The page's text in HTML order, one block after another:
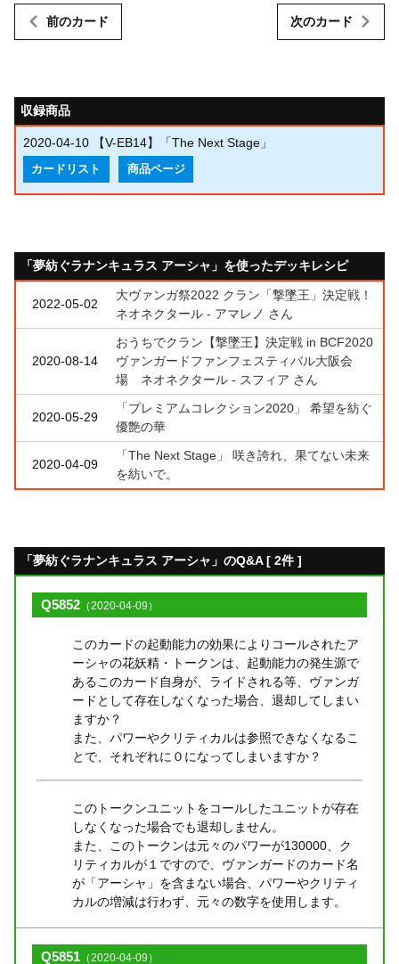
前のカード 次のカード
収録商品
2020-04-10 【V-EB14】「The Next Stage」
カードリスト 商品ページ
「夢紡ぐラナンキュラス アーシャ」を使ったデッキレシピ
2022-05-02
大ヴァンガ祭2022 クラン「撃墜王」決定戦！
ネオネクタール - アマレノ さん
2020-08-14
おうちでクラン【撃墜王】決定戦 in BCF2020
ヴァンガードファンフェスティバル大阪会
場 ネオネクタール - スフィア さん
2020-05-29
「プレミアムコレクション2020」 希望を紡ぐ
優艶の華
2020-04-09
「The Next Stage」 咲き誇れ、果てない未来
を紡いで。
「夢紡ぐラナンキュラス アーシャ」のQ&A [ 2件 ]
Q5852 （2020-04-09）
このカードの起動能力の効果によりコールされたア
ーシャの花妖精・トークンは、起動能力の発生源で
あるこのカード自身が、ライドされる等、ヴァンガ
ードとして存在しなくなった場合、退却してしまい
ますか？
また、パワーやクリティカルは参照できなくなるこ
とで、それぞれに０になってしまいますか？
このトークンユニットをコールしたユニットが存在
しなくなった場合でも退却しません。
また、このトークンは元々のパワーが130000、ク
リティカルが１ですので、ヴァンガードのカード名
が「アーシャ」を含まない場合、パワーやクリティ
カルの増減は行わず、元々の数字を使用します。
Q5851 （2020-04-09）